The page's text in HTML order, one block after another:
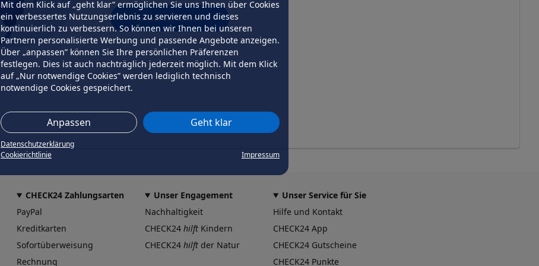
Mit dem Klick auf „geht klar” ermöglichen Sie uns Ihnen über Cookies
ein verbessertes Nutzungserlebnis zu servieren und dieses
kontinuierlich zu verbessern. So können wir Ihnen bei unseren
Partnern personalisierte Werbung und passende Angebote anzeigen.
Über „anpassen” können Sie Ihre persönlichen Präferenzen
festlegen. Dies ist auch nachträglich jederzeit möglich. Mit dem Klick
auf „Nur notwendige Cookies” werden lediglich technisch
notwendige Cookies gespeichert.
Anpassen Geht klar
Datenschutzerklärung
Cookierichtlinie
Impressum
erneut versuchen
CHECK24 Zahlungsarten
PayPal
Kreditkarten
Sofortüberweisung
Rechnung
Unser Engagement
Nachhaltigkeit
CHECK24 hilft Kindern
CHECK24 hilft der Natur
Unser Service für Sie
Hilfe und Kontakt
CHECK24 App
CHECK24 Gutscheine
CHECK24 Punkte